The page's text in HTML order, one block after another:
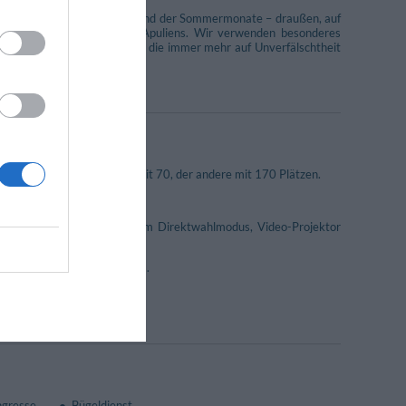
als auch - während der Sommermonate – draußen, auf
des Friauls, als auch Apuliens. Wir verwenden besonderes
zufrieden zu stellen, die immer mehr auf Unverfälschtheit
und Kongresse, einer mit 70, der andere mit 170 Plätzen.
Telefon im Direktwahlmodus, Video-Projektor
im gesamten Gebäude.
anzumieten (350 Plätze).